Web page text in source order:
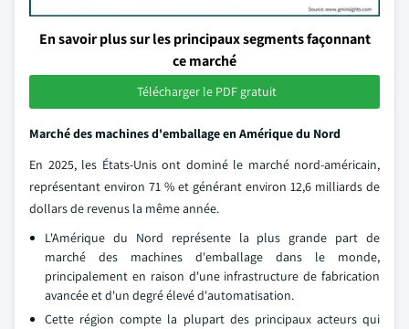
En savoir plus sur les principaux segments façonnant
ce marché
Télécharger le PDF gratuit
Marché des machines d'emballage en Amérique du Nord
En 2025, les États-Unis ont dominé le marché nord-américain,
représentant environ 71 % et générant environ 12,6 milliards de
dollars de revenus la même année.
L'Amérique du Nord représente la plus grande part de
marché des machines d'emballage dans le monde,
principalement en raison d'une infrastructure de fabrication
avancée et d'un degré élevé d'automatisation.
Cette région compte la plupart des principaux acteurs qui